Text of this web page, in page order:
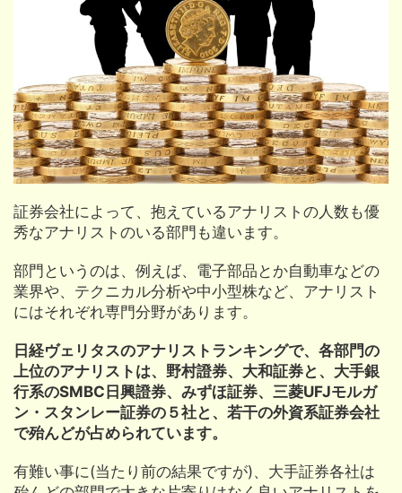
証券会社によって、抱えているアナリストの人数も優
秀なアナリストのいる部門も違います。
部門というのは、例えば、電子部品とか自動車などの
業界や、テクニカル分析や中小型株など、アナリスト
にはそれぞれ専門分野があります。
日経ヴェリタスのアナリストランキングで、各部門の
上位のアナリストは、野村證券、大和証券と、大手銀
行系のSMBC日興證券、みずほ証券、三菱UFJモルガ
ン・スタンレー証券の５社と、若干の外資系証券会社
で殆んどが占められています。
有難い事に(当たり前の結果ですが)、大手証券各社は